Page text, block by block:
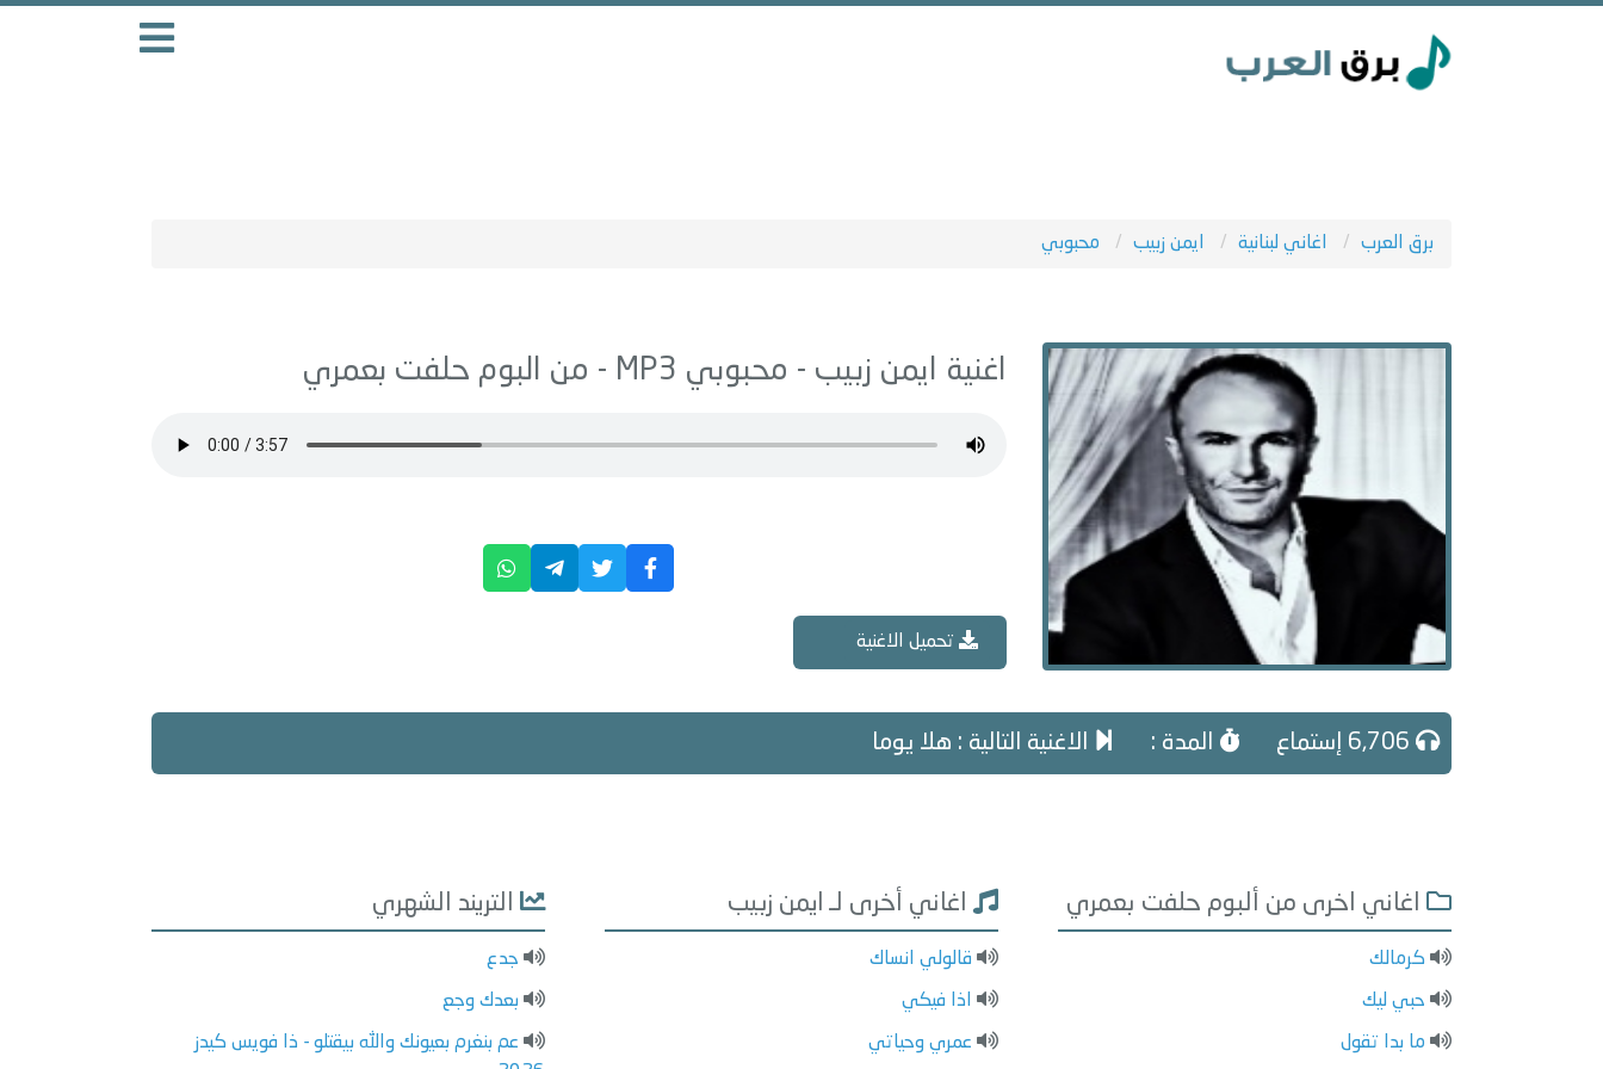
برق العرب اغاني لبنانية ايمن زبيب محبوبي
اغنية ايمن زبيب - محبوبي حلفت بعمري
تحميل الاغنية
المدة : الاغنية التالية : هلا يوما
اغاني اخرى من ألبوم حلفت بعمري
كرمالك
حبي ليك
ما بدا تقول
اغاني أخرى لـ ايمن زبيب
قالولي انساك
اذا فيكي
عمري وحياتي
التريند الشهري
جدع
بعدك وجع
عم بنغرم بعيونك والله بيقتلو - ذا فويس كيدز